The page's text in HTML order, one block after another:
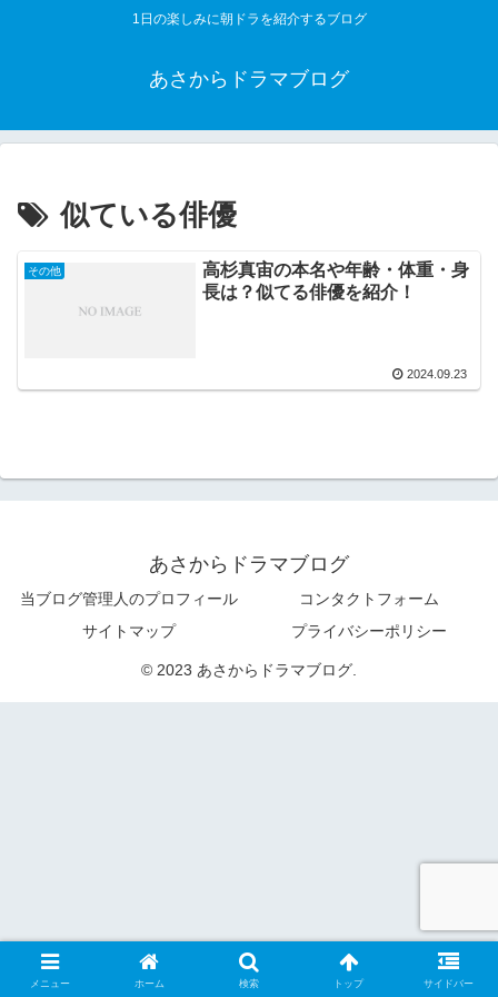
1日の楽しみに朝ドラを紹介するブログ
あさからドラマブログ
似ている俳優
その他
高杉真宙の本名や年齢・体重・身
長は？似てる俳優を紹介！
2024.09.23
あさからドラマブログ
当ブログ管理人のプロフィール
コンタクトフォーム
サイトマップ
プライバシーポリシー
© 2023 あさからドラマブログ.
メニュー ホーム 検索 トップ サイドバー